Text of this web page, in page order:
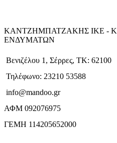
ΚΑΝΤΖΗΜΠΑΤΖΑΚΗΣ ΙΚΕ -
ΕΝΔΥΜΑΤΩΝ
Βενιζέλου 1, Σέρρες, ΤΚ: 62100
Τηλέφωνο: 23210 53588
info@mandoo.gr
ΑΦΜ 092076975
ΓΕΜΗ 114205652000